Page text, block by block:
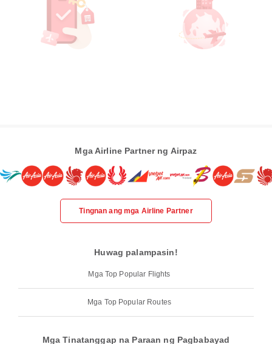
Mga Airline Partner ng Airpaz
Tingnan ang mga Airline Partner
Huwag palampasin!
Mga Top Popular Flights
Mga Top Popular Routes
Mga Tinatanggap na Paraan ng Pagbabayad